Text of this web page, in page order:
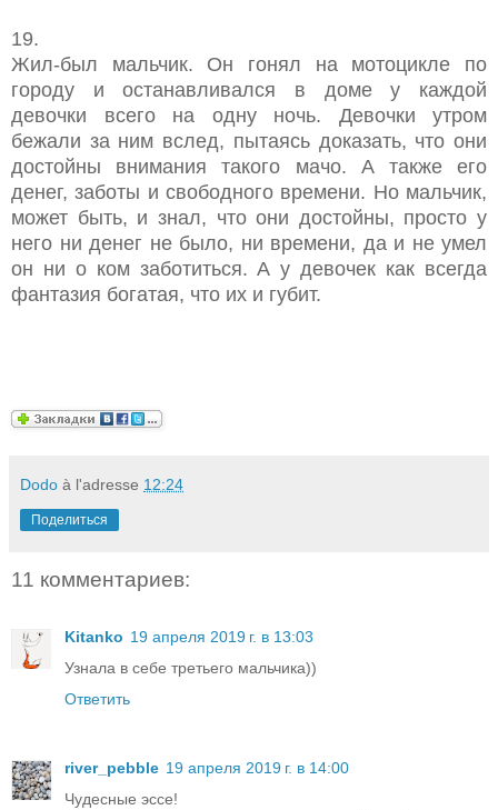
19.
Жил-был мальчик. Он гонял на мотоцикле по
городу и останавливался в доме у каждой
девочки всего на одну ночь. Девочки утром
бежали за ним вслед, пытаясь доказать, что они
достойны внимания такого мачо. А также его
денег, заботы и свободного времени. Но мальчик,
может быть, и знал, что они достойны, просто у
него ни денег не было, ни времени, да и не умел
он ни о ком заботиться. А у девочек как всегда
фантазия богатая, что их и губит.
Dodo à l'adresse 12:24
Поделиться
11 комментариев:
Kitanko 19 апреля 2019 г. в 13:03
Узнала в себе третьего мальчика))
Ответить
river_pebble 19 апреля 2019 г. в 14:00
Чудесные эссе!